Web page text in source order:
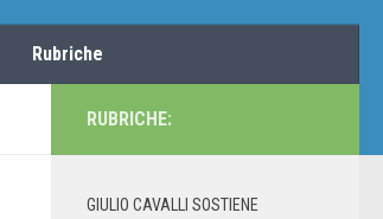
Rubriche
RUBRICHE:
GIULIO CAVALLI SOSTIENE